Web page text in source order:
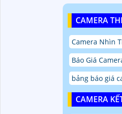
CAMERA
Camera Nhìn
Báo Giá
bảng báo giá
CAMERA